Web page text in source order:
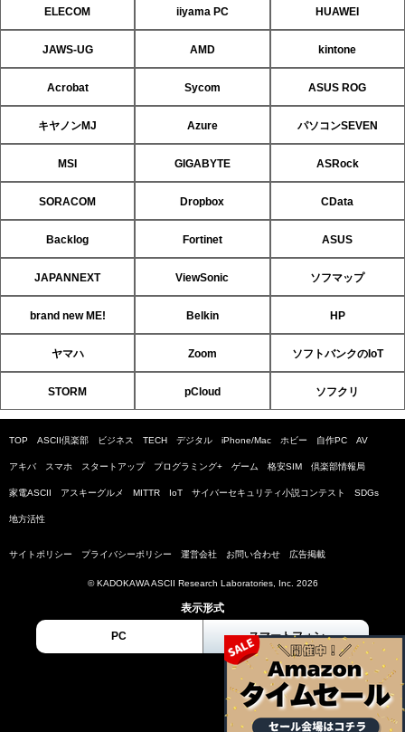
ELECOM iiyama PC HUAWEI
JAWS-UG AMD kintone
Acrobat Sycom ASUS ROG
キヤノンMJ Azure パソコンSEVEN
MSI GIGABYTE ASRock
SORACOM Dropbox CData
Backlog Fortinet ASUS
JAPANNEXT ViewSonic ソフマップ
brand new ME! Belkin HP
ヤマハ Zoom ソフトバンクのIoT
STORM pCloud ソフクリ
TOP ASCII倶楽部 ビジネス TECH デジタル iPhone/Mac ホビー 自作PC AV
アキバ スマホ スタートアップ プログラミング+ ゲーム 格安SIM 倶楽部情報局
家電ASCII アスキーグルメ MITTR IoT サイバーセキュリティ小説コンテスト SDGs
地方活性
サイトポリシー プライバシーポリシー 運営会社 お問い合わせ 広告掲載
© KADOKAWA ASCII Research Laboratories, Inc. 2026
表示形式
PC スマートフォン